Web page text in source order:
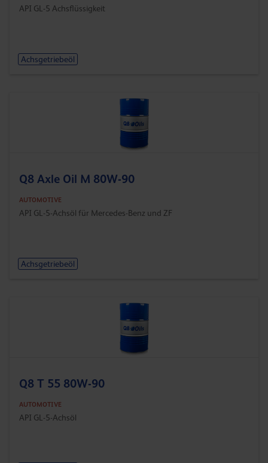
API GL-5 Achsflüssigkeit
Achsgetriebeöl
Q8 Axle Oil M 80W-90
AUTOMOTIVE
API GL-5-Achsöl für Mercedes-Benz und ZF
Achsgetriebeöl
Q8 T 55 80W-90
AUTOMOTIVE
API GL-5-Achsöl